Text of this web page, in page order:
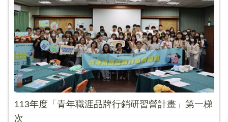
113年度「青年職涯品牌行銷研習營計畫」第一梯
次